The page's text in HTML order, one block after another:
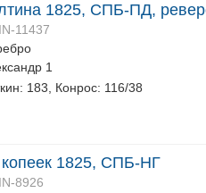
1825, СПБ-ПД,
11437
1
183, Конрос: 116/38
копеек 1825, СПБ-НГ
8926